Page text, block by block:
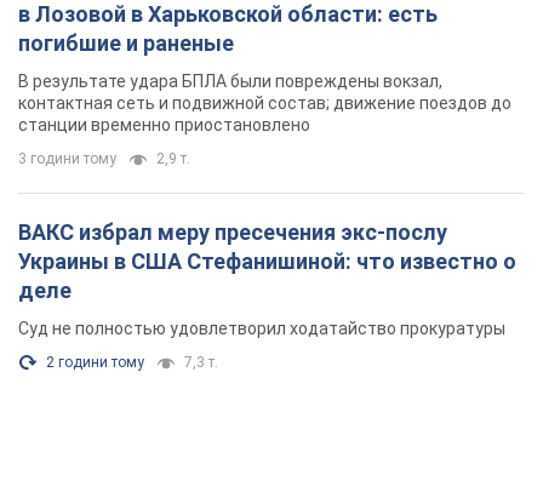
в Лозовой в Харьковской области: есть
погибшие и раненые
В результате удара БПЛА были повреждены вокзал,
контактная сеть и подвижной состав; движение поездов до
станции временно приостановлено
3 години тому 2,9 т.
ВАКС избрал меру пресечения экс-послу
Украины в США Стефанишиной: что известно о
деле
Суд не полностью удовлетворил ходатайство прокуратуры
2 години тому 7,3 т.